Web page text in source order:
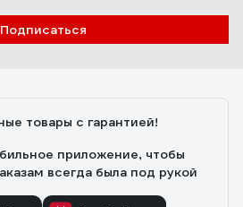
Подписаться
товары с гарантией!
приложение, чтобы
всегда была под рукой